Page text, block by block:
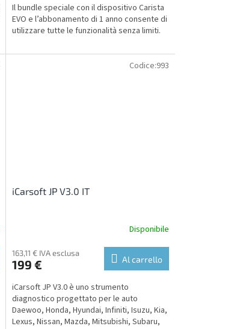
Il bundle speciale con il dispositivo Carista
EVO e l’abbonamento di 1 anno consente di
utilizzare tutte le funzionalità senza limiti.
iCarsoft JP V3.0 IT
Disponibile
163,11 € IVA esclusa
199 € Al carrello
iCarsoft JP V3.0 è uno strumento
diagnostico progettato per le auto
Daewoo, Honda, Hyundai, Infiniti, Isuzu, Kia,
Lexus, Nissan, Mazda, Mitsubishi, Subaru,
Codice:993